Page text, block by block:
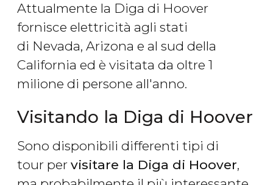
Attualmente la Diga di Hoover
fornisce elettricità agli stati
di Nevada, Arizona e al sud della
California ed è visitata da oltre 1
milione di persone all'anno.
Visitando la Diga di Hoover
Sono disponibili differenti tipi di
tour per visitare la Diga di Hoover,